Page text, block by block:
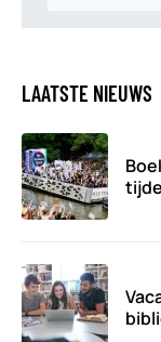
LAATSTE NIEUWS